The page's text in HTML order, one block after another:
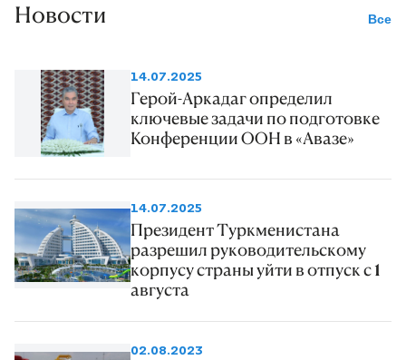
Новости Все
14.07.2025
Герой-Аркадаг определил
ключевые задачи по подготовке
Конференции ООН в «Авазе»
14.07.2025
Президент Туркменистана
разрешил руководительскому
корпусу страны уйти в отпуск с 1
августа
02.08.2023